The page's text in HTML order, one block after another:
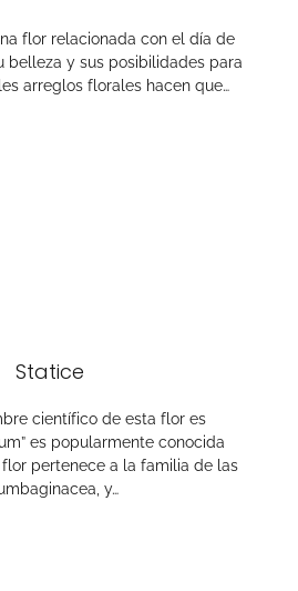
flor relacionada con el día de
belleza y sus posibilidades para
arreglos florales hacen que…
Statice
científico de esta flor es
es popularmente conocida
pertenece a la familia de las
y…